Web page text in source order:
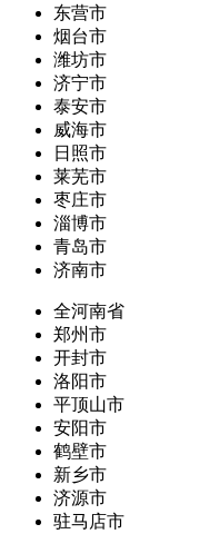
东营市
烟台市
潍坊市
济宁市
泰安市
威海市
日照市
莱芜市
枣庄市
淄博市
青岛市
济南市
全河南省
郑州市
开封市
洛阳市
平顶山市
安阳市
鹤壁市
新乡市
济源市
驻马店市